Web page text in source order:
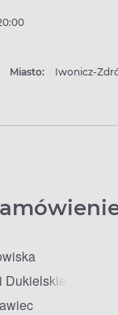
Miasto: Iwonicz-
Dukielskie